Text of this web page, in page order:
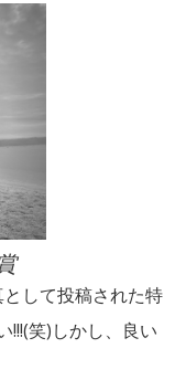
して投稿された特
!!!(笑)しかし、良い